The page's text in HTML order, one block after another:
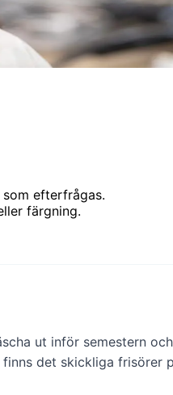
efterfrågas.
färgning.
ut inför semestern
det skickliga